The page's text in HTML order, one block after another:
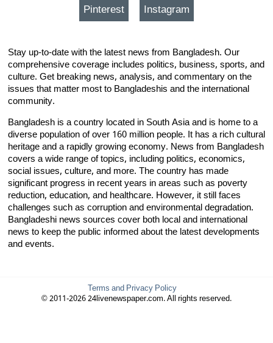
Pinterest Instagram
Stay up-to-date with the latest news from Bangladesh. Our
comprehensive coverage includes politics, business, sports, and
culture. Get breaking news, analysis, and commentary on the
issues that matter most to Bangladeshis and the international
community.
Bangladesh is a country located in South Asia and is home to a
diverse population of over 160 million people. It has a rich cultural
heritage and a rapidly growing economy. News from Bangladesh
covers a wide range of topics, including politics, economics,
social issues, culture, and more. The country has made
significant progress in recent years in areas such as poverty
reduction, education, and healthcare. However, it still faces
challenges such as corruption and environmental degradation.
Bangladeshi news sources cover both local and international
news to keep the public informed about the latest developments
and events.
Terms and Privacy Policy
© 2011-2026 24livenewspaper.com. All rights reserved.